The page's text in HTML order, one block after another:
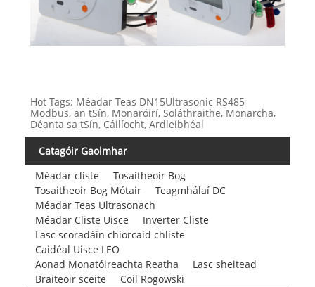
Hot Tags: Méadar Teas DN15Ultrasonic RS485
Modbus, an tSín, Monaróirí, Soláthraithe, Monarcha,
Déanta sa tSín, Cáilíocht, Ardleibhéal
Catagóir Gaolmhar
Méadar cliste
Tosaitheoir Bog
Tosaitheoir Bog Mótair
Teagmhálaí DC
Méadar Teas Ultrasonach
Méadar Cliste Uisce
Inverter Cliste
Lasc scoradáin chiorcaid chliste
Caidéal Uisce LEO
Aonad Monatóireachta Reatha
Lasc sheitead
Braiteoir sceite
Coil Rogowski